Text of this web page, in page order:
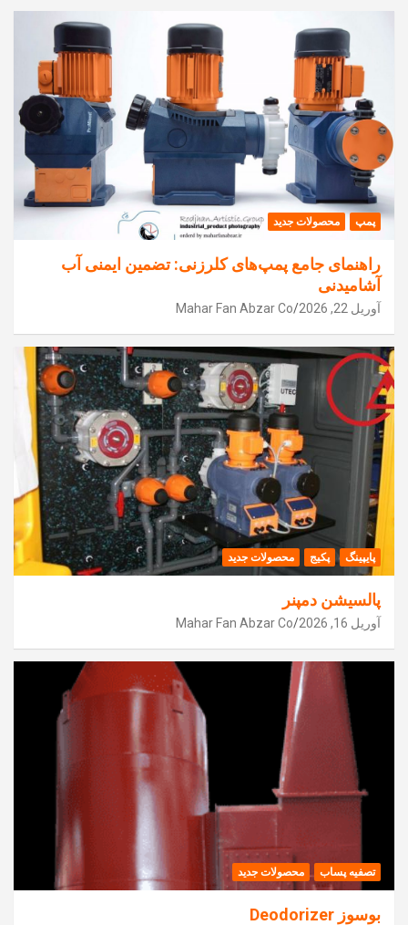
پمپ محصولات جدید
راهنمای جامع پمپ‌های کلرزنی: تضمین ایمنی آب
آشامیدنی
آوریل 22, 2026 Mahar Fan Abzar Co
پایپینگ پکیج محصولات جدید
پالسیشن دمپنر
آوریل 16, 2026 Mahar Fan Abzar Co
تصفیه پساب محصولات جدید
بوسوز Deodorizer